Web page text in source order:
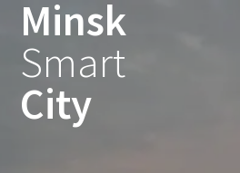
Minsk
Smart
City